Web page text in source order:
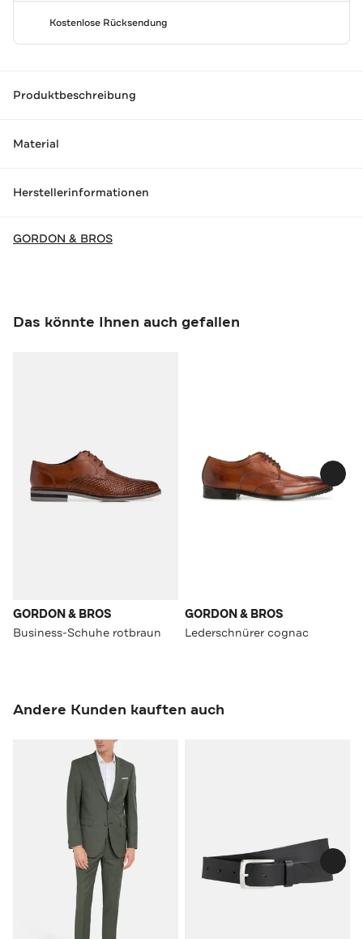
Kostenlose Rücksendung
Produktbeschreibung
Material
Herstellerinformationen
GORDON & BROS
Das könnte Ihnen auch gefallen
GORDON & BROS
Business-Schuhe rotbraun
GORDON & BROS
Lederschnürer cognac
Andere Kunden kauften auch